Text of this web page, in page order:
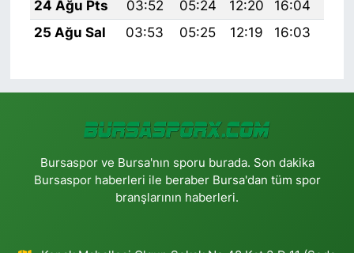
24 Ağu Pts
03:52 05:24 12:20 16:04
25 Ağu Sal
03:53 05:25 12:19 16:03
Bursaspor ve Bursa'nın sporu burada. Son dakika
Bursaspor haberleri ile beraber Bursa'dan tüm spor
branşlarının haberleri.